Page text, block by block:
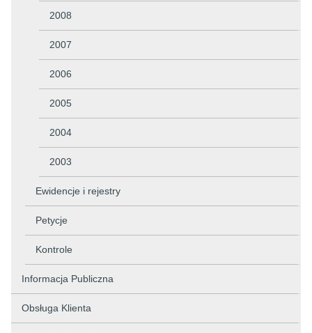
2008
2007
2006
2005
2004
2003
Ewidencje i rejestry
Petycje
Kontrole
Informacja Publiczna
Obsługa Klienta